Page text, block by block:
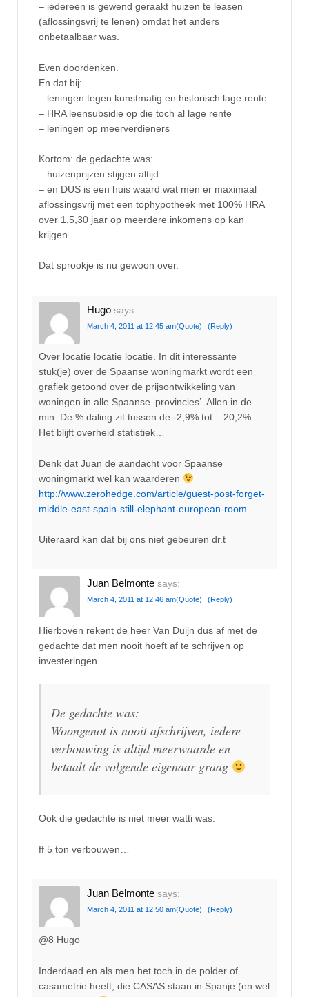
– iedereen is gewend geraakt huizen te leasen
(aflossingsvrij te lenen) omdat het anders
onbetaalbaar was.
Even doordenken.
En dat bij:
– leningen tegen kunstmatig en historisch lage rente
– HRA leensubsidie op die toch al lage rente
– leningen op meerverdieners
Kortom: de gedachte was:
– huizenprijzen stijgen altijd
– en DUS is een huis waard wat men er maximaal
aflossingsvrij met een tophypotheek met 100% HRA
over 1,5,30 jaar op meerdere inkomens op kan
krijgen.
Dat sprookje is nu gewoon over.
Hugo says:
March 4, 2011 at 12:45 am(Quote) (Reply)
Over locatie locatie locatie. In dit interessante
stuk(je) over de Spaanse woningmarkt wordt een
grafiek getoond over de prijsontwikkeling van
woningen in alle Spaanse ‘provincies’. Allen in de
min. De % daling zit tussen de -2,9% tot – 20,2%.
Het blijft overheid statistiek…
Denk dat Juan de aandacht voor Spaanse
woningmarkt wel kan waarderen
http://www.zerohedge.com/article/guest-post-forget-
middle-east-spain-still-elephant-european-room
Uiteraard kan dat bij ons niet gebeuren dr.t
Juan Belmonte says:
March 4, 2011 at 12:46 am(Quote) (Reply)
Hierboven rekent de heer Van Duijn dus af met de
gedachte dat men nooit hoeft af te schrijven op
investeringen.
De gedachte was:
Woongenot is nooit afschrijven, iedere
verbouwing is altijd meerwaarde en
betaalt de volgende eigenaar graag
Ook die gedachte is niet meer watti was.
ff 5 ton verbouwen…
Juan Belmonte says:
March 4, 2011 at 12:50 am(Quote) (Reply)
@8 Hugo
Inderdaad en als men het toch in de polder of
casametrie heeft, die CASAS staan in Spanje (en wel